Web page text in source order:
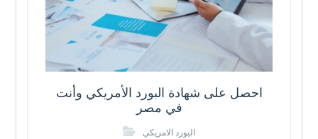
احصل على شهادة البورد الأمريكي وأنت
في مصر
البورد الامريكي